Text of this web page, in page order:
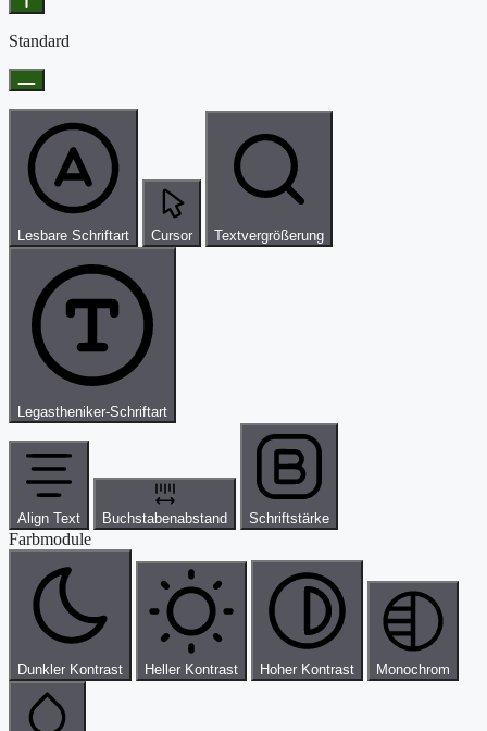
Standard
Lesbare Schriftart Cursor Textvergrößerung
Legastheniker-Schriftart
Align Text Buchstabenabstand Schriftstärke
Farbmodule
Dunkler Kontrast Heller Kontrast Hoher Kontrast Monochrom